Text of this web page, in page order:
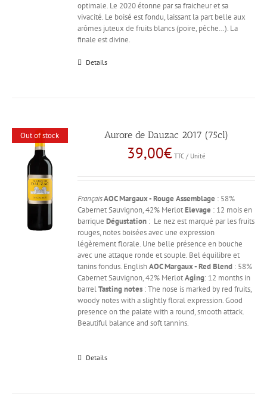
optimale. Le 2020 étonne par sa fraicheur et sa
vivacité. Le boisé est fondu, laissant la part belle aux
arômes juteux de fruits blancs (poire, pêche…). La
finale est divine.
Details
Out of stock Aurore de Dauzac 2017 (75cl)
39,00€ TTC / Unité
FrançaisAOC Margaux - Rouge Assemblage : 58%
Cabernet Sauvignon, 42% MerlotElevage : 12 mois en
barriqueDégustation : Le nez est marqué par les fruits
rouges, notes boisées avec une expression
légèrement florale. Une belle présence en bouche
avec une attaque ronde et souple. Bel équilibre et
tanins fondus. EnglishAOC Margaux - RedBlend : 58%
Cabernet Sauvignon, 42% MerlotAging: 12 months in
barrelTasting notes : The nose is marked by red fruits,
woody notes with a slightly floral expression. Good
presence on the palate with a round, smooth attack.
Beautiful balance and soft tannins.
Details